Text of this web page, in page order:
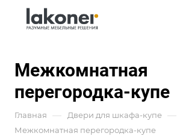
Межкомнатная
перегородка-купе
Главная — Двери для шкафа-купе —
Межкомнатная перегородка-купе